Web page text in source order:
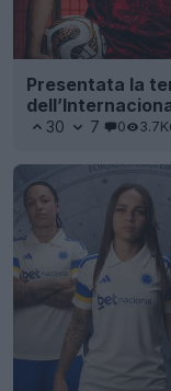
Presentata la
30 7 0 3.7K